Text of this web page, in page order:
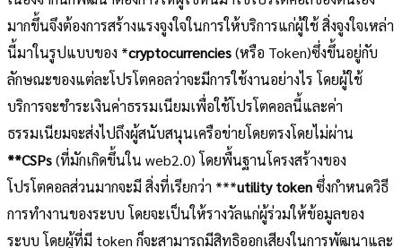
มากขึ้นจึงต้องการสร้างแรงจูงใจในการให้บริการแก่ผู้ใช้ สิ่งจูงใจเหล่า
นี้มาในรูปแบบของ *cryptocurrencies(หรือ Token)ซึ่งขึ้นอยู่กับ
ลักษณะของแต่ละโปรโตคอลว่าจะมีการใช้งานอย่างไร โดยผู้ใช้
บริการจะชำระเงินค่าธรรมเนียมเพื่อใช้โปรโตคอลนี้และค่า
ธรรมเนียมจะส่งไปถึงผู้สนับสนุนเครือข่ายโดยตรงโดยไม่ผ่าน
**CSPs(ที่มักเกิดขึ้นใน web2.0) โดยพื้นฐานโครงสร้างของ
โปรโตคอลส่วนมากจะมี สิ่งที่เรียกว่า ***utility tokenซึ่งกำหนดวิธี
การทำงานของระบบ โดยจะเป็นให้รางวัลแก่ผู้ร่วมให้ข้อมูลของ
ระบบ โดยผู้ที่มี token ก็จะสามารถมีสิทธิออกเสียงในการพัฒนาและ